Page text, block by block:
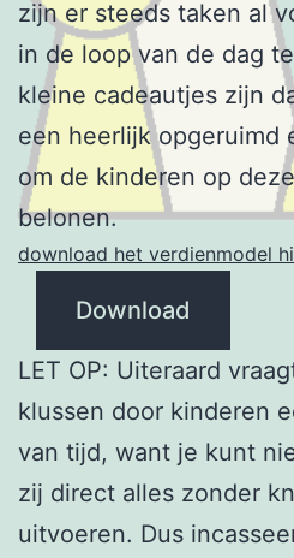
zijn er steeds taken al
in de loop van de dag
kleine cadeautjes zijn
een heerlijk opgeruimd
om de kinderen op
belonen.
download het verdienmodel
Download
LET OP: Uiteraard
klussen door kinderen
van tijd, want je kunt
zij direct alles zonder
uitvoeren. Dus